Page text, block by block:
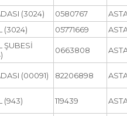
(3024) 0580767
(3024) 05771669
ŞUBESİ
0663808
(00091) 82206898
(943) 119439